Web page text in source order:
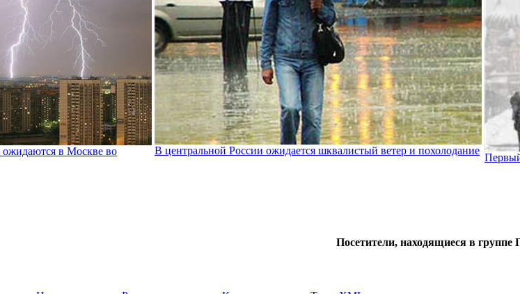
ожидаются в Москве во
В центральной России ожидается шквалистый ветер и похолодание
Посетители, находящиеся в группе